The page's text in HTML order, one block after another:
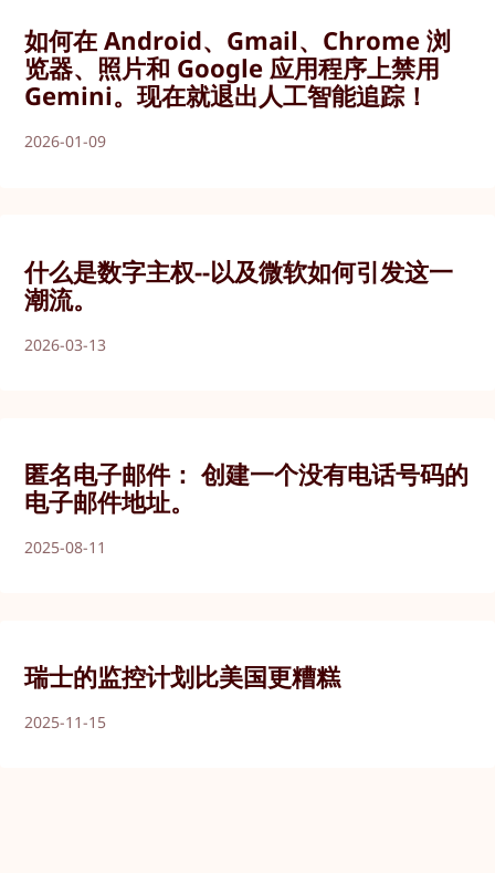
如何在 Android、Gmail、Chrome 浏
览器、照片和 Google 应用程序上禁用
Gemini。现在就退出人工智能追踪！
2026-01-09
什么是数字主权--以及微软如何引发这一
潮流。
2026-03-13
匿名电子邮件： 创建一个没有电话号码的
电子邮件地址。
2025-08-11
瑞士的监控计划比美国更糟糕
2025-11-15